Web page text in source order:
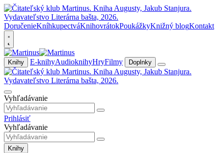
DoručenieKníhkupectváKnihovrátokPoukážkyKnižný blogKontakt
Knihy E-knihyAudioknihyHryFilmy Doplnky
Vyhľadávanie
Prihlásiť
Vyhľadávanie
Knihy